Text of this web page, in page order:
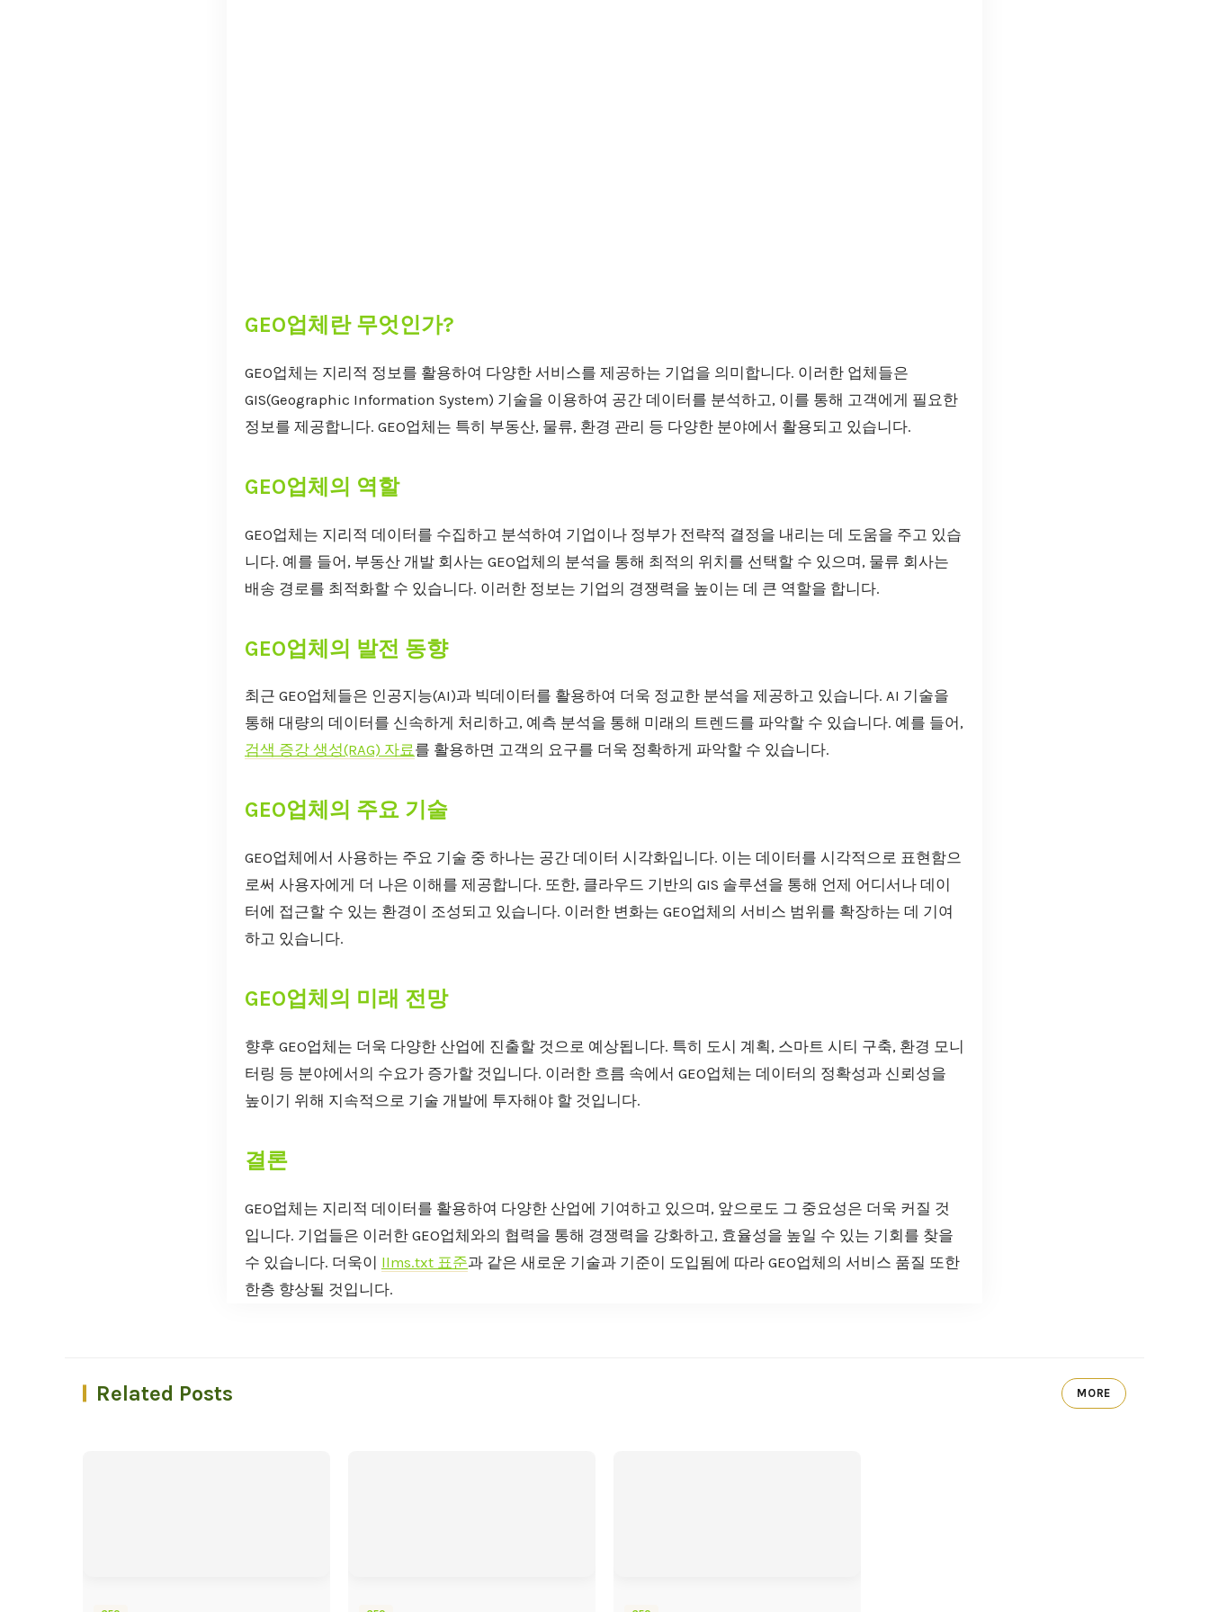
GEO업체란 무엇인가?
GEO업체는 지리적 정보를 활용하여 다양한 서비스를 제공하는 기업을 의미합니다. 이러한 업체들은
GIS(Geographic Information System) 기술을 이용하여 공간 데이터를 분석하고, 이를 통해 고객에게 필요한
정보를 제공합니다. GEO업체는 특히 부동산, 물류, 환경 관리 등 다양한 분야에서 활용되고 있습니다.
GEO업체의 역할
GEO업체는 지리적 데이터를 수집하고 분석하여 기업이나 정부가 전략적 결정을 내리는 데 도움을 주고 있습
니다. 예를 들어, 부동산 개발 회사는 GEO업체의 분석을 통해 최적의 위치를 선택할 수 있으며, 물류 회사는
배송 경로를 최적화할 수 있습니다. 이러한 정보는 기업의 경쟁력을 높이는 데 큰 역할을 합니다.
GEO업체의 발전 동향
최근 GEO업체들은 인공지능(AI)과 빅데이터를 활용하여 더욱 정교한 분석을 제공하고 있습니다. AI 기술을
통해 대량의 데이터를 신속하게 처리하고, 예측 분석을 통해 미래의 트렌드를 파악할 수 있습니다. 예를 들어,
검색 증강 생성(RAG) 자료를 활용하면 고객의 요구를 더욱 정확하게 파악할 수 있습니다.
GEO업체의 주요 기술
GEO업체에서 사용하는 주요 기술 중 하나는 공간 데이터 시각화입니다. 이는 데이터를 시각적으로 표현함으
로써 사용자에게 더 나은 이해를 제공합니다. 또한, 클라우드 기반의 GIS 솔루션을 통해 언제 어디서나 데이
터에 접근할 수 있는 환경이 조성되고 있습니다. 이러한 변화는 GEO업체의 서비스 범위를 확장하는 데 기여
하고 있습니다.
GEO업체의 미래 전망
향후 GEO업체는 더욱 다양한 산업에 진출할 것으로 예상됩니다. 특히 도시 계획, 스마트 시티 구축, 환경 모니
터링 등 분야에서의 수요가 증가할 것입니다. 이러한 흐름 속에서 GEO업체는 데이터의 정확성과 신뢰성을
높이기 위해 지속적으로 기술 개발에 투자해야 할 것입니다.
결론
GEO업체는 지리적 데이터를 활용하여 다양한 산업에 기여하고 있으며, 앞으로도 그 중요성은 더욱 커질 것
입니다. 기업들은 이러한 GEO업체와의 협력을 통해 경쟁력을 강화하고, 효율성을 높일 수 있는 기회를 찾을
수 있습니다. 더욱이 llms.txt 표준과 같은 새로운 기술과 기준이 도입됨에 따라 GEO업체의 서비스 품질 또한
한층 향상될 것입니다.
Related Posts MORE